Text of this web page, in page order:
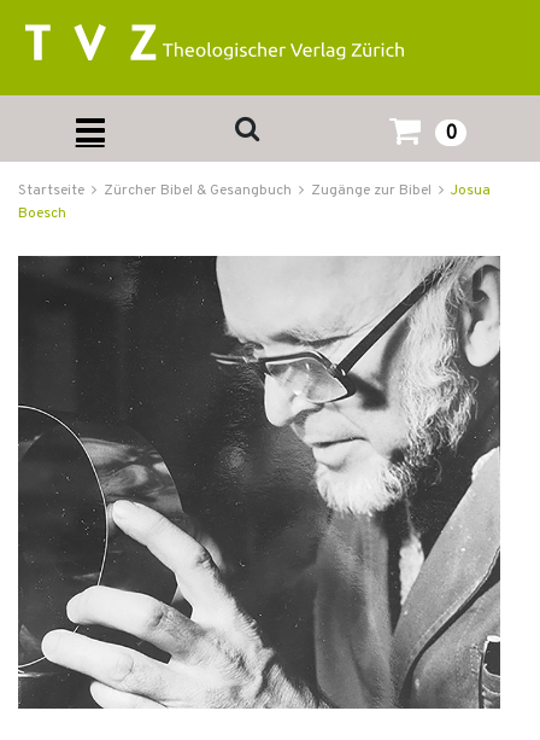
0
Startseite Zürcher Bibel & Gesangbuch Zugänge zur Bibel
Josua
Boesch